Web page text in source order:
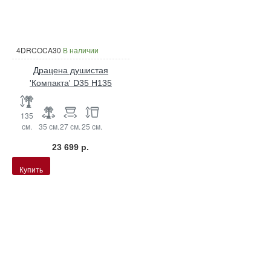
4DRCOCA30 В наличии
Драцена душистая
'Компакта' D35 H135
135
см.
35 см.27 см.25 см.
23 699 р.
Купить